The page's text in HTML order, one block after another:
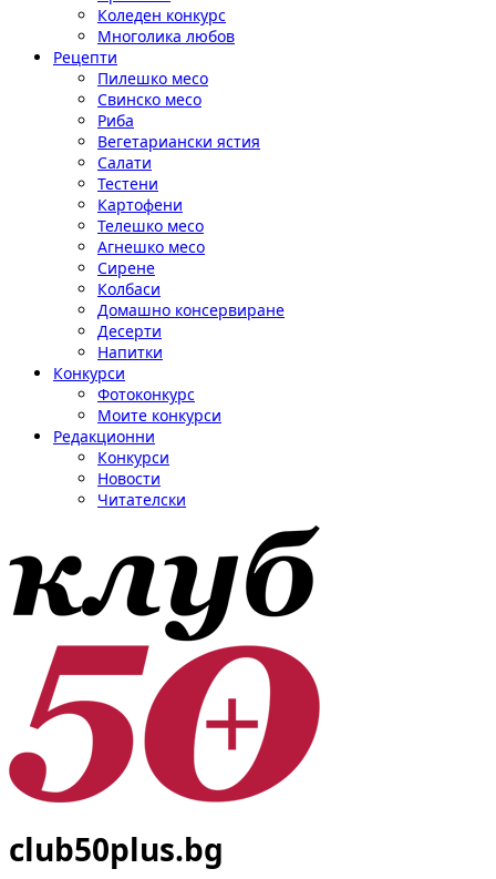
Коледен конкурс
Многолика любов
Рецепти
Пилешко месо
Свинско месо
Риба
Вегетариански ястия
Салати
Тестени
Картофени
Телешко месо
Агнешко месо
Сирене
Колбаси
Домашно консервиране
Десерти
Напитки
Конкурси
Фотоконкурс
Моите конкурси
Редакционни
Конкурси
Новости
Читателски
club50plus.bg